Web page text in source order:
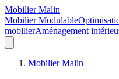
Mobilier Malin
Mobilier Modulable
mobilierAménagement
Mobilier Malin